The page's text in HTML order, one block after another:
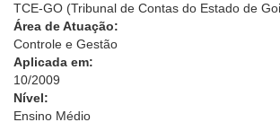
TCE-GO (Tribunal de Contas do Estado de
Área de Atuação:
Controle e Gestão
Aplicada em:
10/2009
Nível:
Ensino Médio